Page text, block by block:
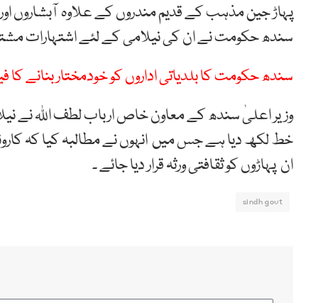
پہاڑ جین مذہب کے قدیم مندروں کے علاوہ آبشاروں
سندھ حکومت نے ان کی نیلامی کے لئے اشتہارات
سندھ حکومت کا بلدیاتی اداروں کو خودمختار بنانے کا
وزیر اعلیٰ سندھ کے معاون خاص ارباب لطف اللہ نے
خط لکھ دیا ہے جس میں انہوں نے مطالبہ کیا کہ
ان پہاڑوں کو ثقافتی ورثہ قرار دیا جائے ۔
sindh govt